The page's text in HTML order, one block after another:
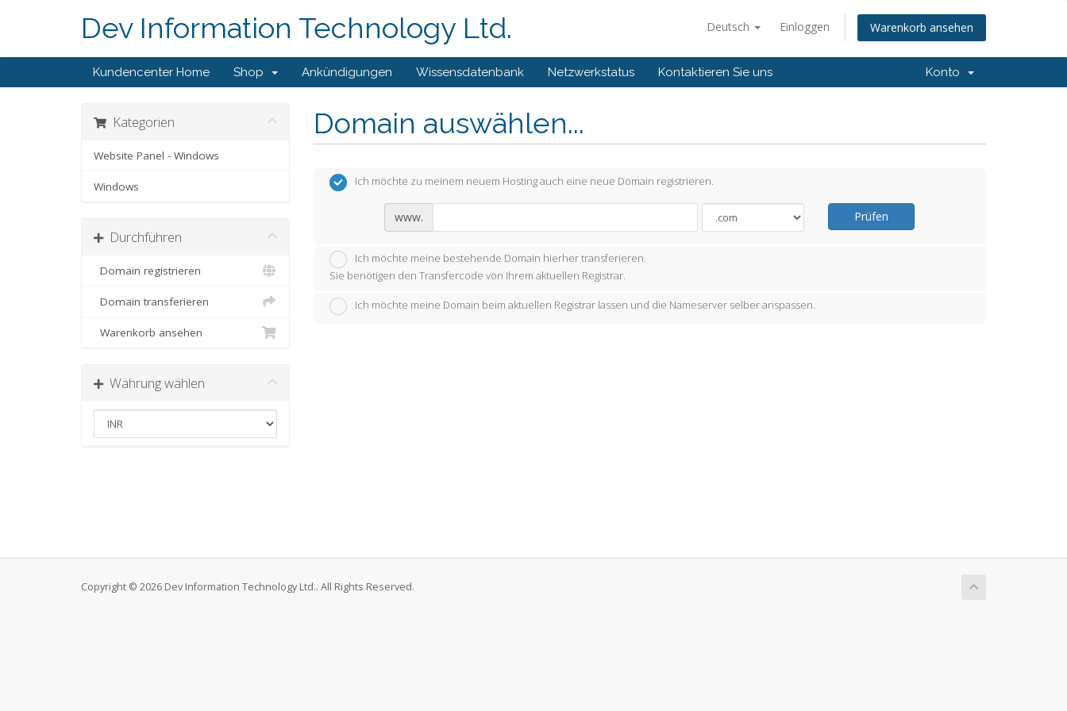
Deutsch Einloggen Warenkorb ansehen
Dev Information Technology Ltd.
Kundencenter Home Shop Ankündigungen Wissensdatenbank Netzwerkstatus Kontaktieren Sie uns Konto
Domain auswählen...
Kategorien
Website Panel - Windows
Windows
Durchführen
Domain registrieren
Domain transferieren
Warenkorb ansehen
Währung wählen
Ich möchte zu meinem neuem Hosting auch eine neue Domain registrieren.
www. Prüfen
Ich möchte meine bestehende Domain hierher transferieren.
Sie benötigen den Transfercode von Ihrem aktuellen Registrar.
Ich möchte meine Domain beim aktuellen Registrar lassen und die Nameserver selber anspassen.
Copyright © 2026 Dev Information Technology Ltd.. All Rights Reserved.